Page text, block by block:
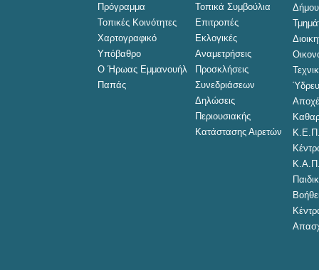
Πρόγραμμα
Τοπικές Κοινότητες
Χαρτογραφικό
Υπόβαθρο
Ο Ήρωας Εμμανουήλ
Παπάς
Τοπικά Συμβούλια
Επιτροπές
Εκλογικές
Αναμετρήσεις
Προσκλήσεις
Συνεδριάσεων
Δηλώσεις
Περιουσιακής
Κατάστασης Αιρετών
Δήμου